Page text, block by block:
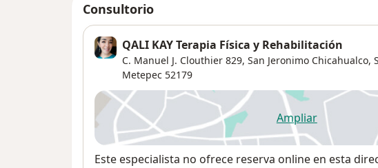
Consultorio
QALI KAY Terapia Física y Rehabilitación
C. Manuel J. Clouthier 829, San Jeronimo Chicahualco,
Metepec 52179
Ampliarse abre en una
Disponibilidad
Este especialista no ofrece reserva online en esta